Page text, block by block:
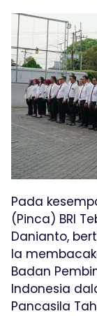
Pada
(Pinca) BRI
Danianto,
Ia
Badan
Indonesia
Pancasila